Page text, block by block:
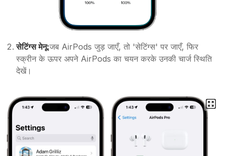
सेटिंग्स मेनू:जब AirPods जुड़ जाएँ, तो 'सेटिंग्स' पर जाएँ, फिर
स्क्रीन के ऊपर अपने AirPods का चयन करके उनकी चार्ज स्थिति
देखें।